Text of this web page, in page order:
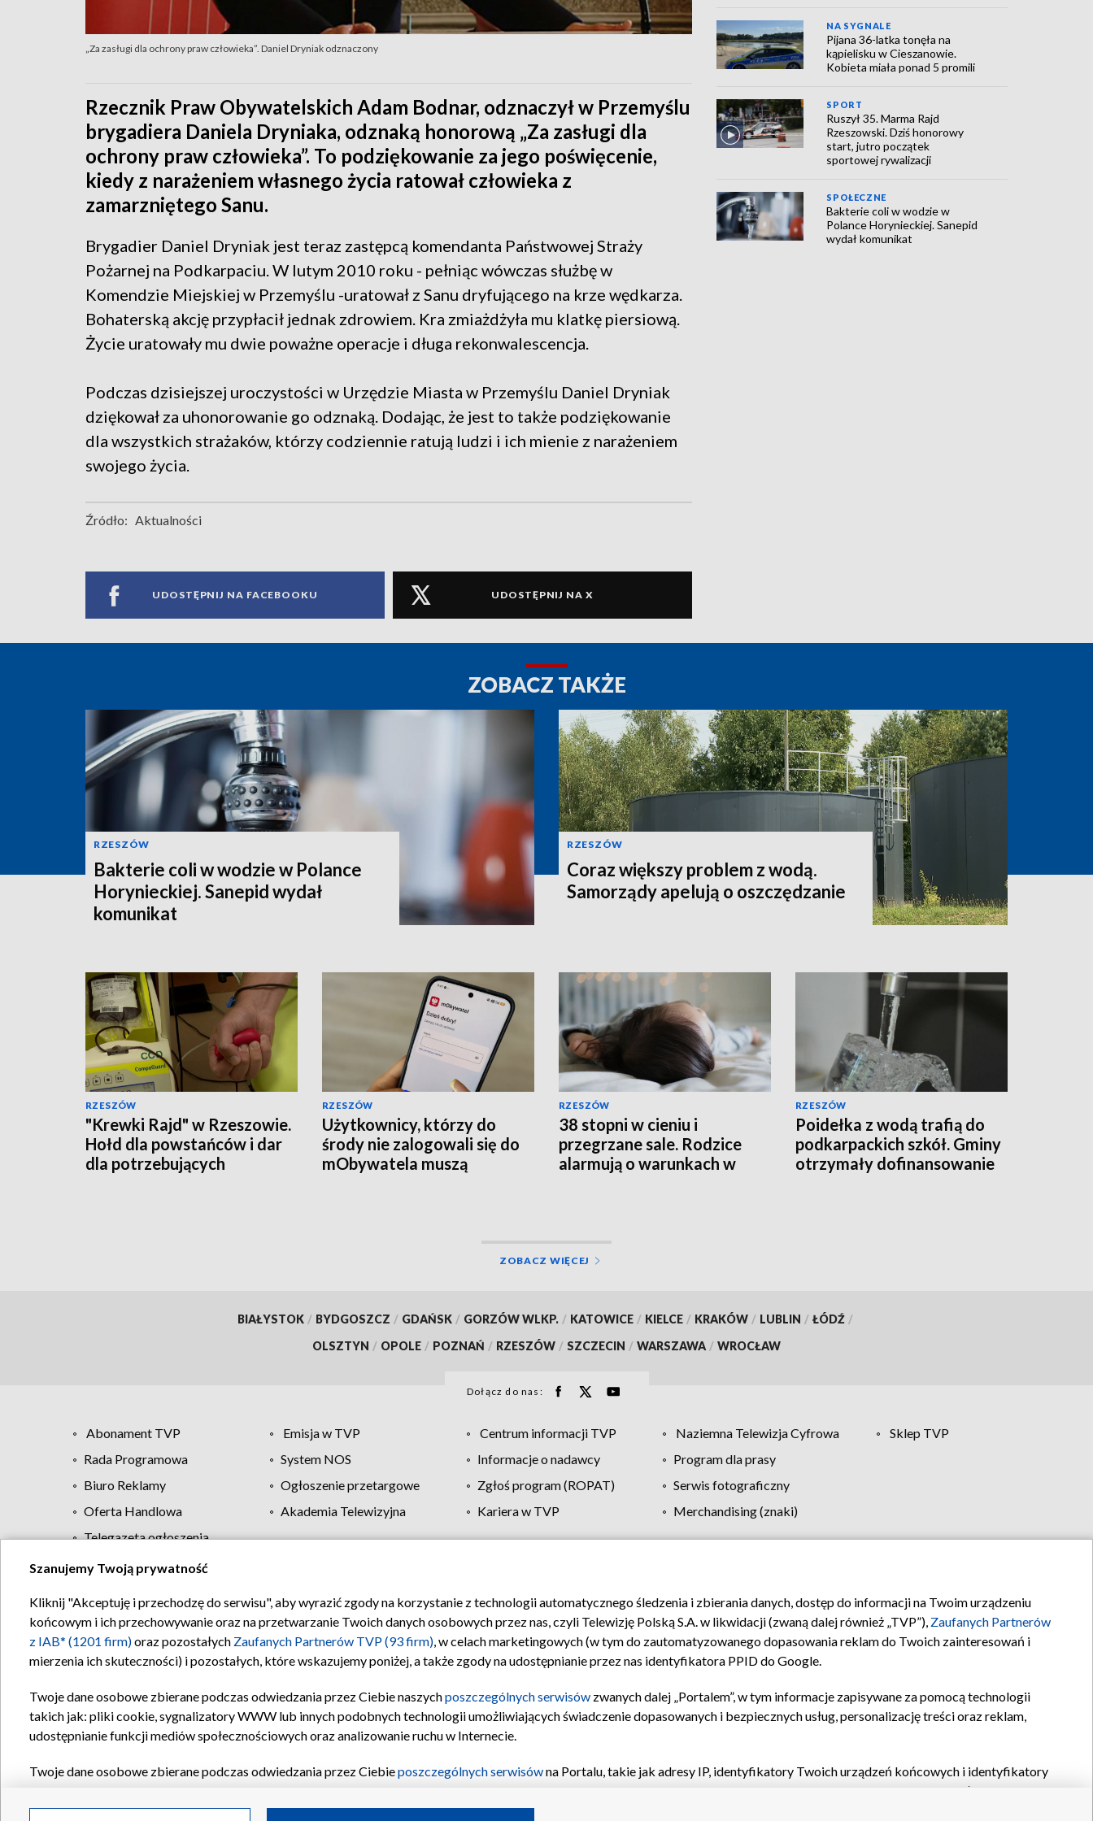
„Za zasługi dla ochrony praw człowieka”. Daniel Dryniak odznaczony
Rzecznik Praw Obywatelskich Adam Bodnar, odznaczył w Przemyślu
brygadiera Daniela Dryniaka, odznaką honorową „Za zasługi dla
ochrony praw człowieka”. To podziękowanie za jego poświęcenie,
kiedy z narażeniem własnego życia ratował człowieka z
zamarzniętego Sanu.
Brygadier Daniel Dryniak jest teraz zastępcą komendanta Państwowej Straży
Pożarnej na Podkarpaciu. W lutym 2010 roku - pełniąc wówczas służbę w
Komendzie Miejskiej w Przemyślu -uratował z Sanu dryfującego na krze wędkarza.
Bohaterską akcję przypłacił jednak zdrowiem. Kra zmiażdżyła mu klatkę piersiową.
Życie uratowały mu dwie poważne operacje i długa rekonwalescencja.
Podczas dzisiejszej uroczystości w Urzędzie Miasta w Przemyślu Daniel Dryniak
dziękował za uhonorowanie go odznaką. Dodając, że jest to także podziękowanie
dla wszystkich strażaków, którzy codziennie ratują ludzi i ich mienie z narażeniem
swojego życia.
Źródło: Aktualności
UDOSTĘPNIJ NA FACEBOOKU UDOSTĘPNIJ NA X
NA SYGNALE
Pijana 36-latka tonęła na
kąpielisku w Cieszanowie.
Kobieta miała ponad 5 promili
SPORT
Ruszył 35. Marma Rajd
Rzeszowski. Dziś honorowy
start, jutro początek
sportowej rywalizacji
SPOŁECZNE
Bakterie coli w wodzie w
Polance Horynieckiej. Sanepid
wydał komunikat
ZOBACZ TAKŻE
RZESZÓW
Bakterie coli w wodzie w Polance
Horynieckiej. Sanepid wydał
komunikat
RZESZÓW
Coraz większy problem z wodą.
Samorządy apelują o oszczędzanie
RZESZÓW
"Krewki Rajd" w Rzeszowie.
Hołd dla powstańców i dar
dla potrzebujących
RZESZÓW
Użytkownicy, którzy do
środy nie zalogowali się do
mObywatela muszą
RZESZÓW
38 stopni w cieniu i
przegrzane sale. Rodzice
alarmują o warunkach w
RZESZÓW
Poidełka z wodą trafią do
podkarpackich szkół. Gminy
otrzymały dofinansowanie
ZOBACZ WIĘCEJ
BIAŁYSTOK / BYDGOSZCZ / GDAŃSK / GORZÓW WLKP. / KATOWICE / KIELCE / KRAKÓW / LUBLIN / ŁÓDŹ /
OLSZTYN / OPOLE / POZNAŃ / RZESZÓW / SZCZECIN / WARSZAWA / WROCŁAW
Dołącz do nas:
Abonament TVP Emisja w TVP Centrum informacji TVP Naziemna Telewizja Cyfrowa
Sklep TVP
Rada Programowa
System NOS Informacje o nadawcy
Program dla prasy
Biuro Reklamy
Ogłoszenie przetargowe Zgłoś program (ROPAT)
Serwis fotograficzny
Oferta Handlowa
Akademia Telewizyjna Kariera w TVP
Merchandising (znaki)
Telegazeta ogłoszenia
Regulamin TVP Polityka prywatności Moje zgody Pomoc Biuro reklamy Kontakt
Szanujemy Twoją prywatność
Kliknij "Akceptuję i przechodzę do serwisu", aby wyrazić zgody na korzystanie z technologii automatycznego śledzenia i zbierania danych, dostęp do informacji na Twoim urządzeniu
końcowym i ich przechowywanie oraz na przetwarzanie Twoich danych osobowych przez nas, czyli Telewizję Polską S.A. w likwidacji (zwaną dalej również „TVP”), Zaufanych Partnerów
z IAB* (1201 firm)oraz pozostałych Zaufanych Partnerów TVP (93 firm), w celach marketingowych (w tym do zautomatyzowanego dopasowania reklam do Twoich zainteresowań i
mierzenia ich skuteczności) i pozostałych, które wskazujemy poniżej, a także zgody na udostępnianie przez nas identyfikatora PPID do Google.
Twoje dane osobowe zbierane podczas odwiedzania przez Ciebie naszychposzczególnych serwisów zwanych dalej „Portalem”, w tym informacje zapisywane za pomocą technologii
takich jak: pliki cookie, sygnalizatory WWW lub innych podobnych technologii umożliwiających świadczenie dopasowanych i bezpiecznych usług, personalizację treści oraz reklam,
udostępnianie funkcji mediów społecznościowych oraz analizowanie ruchu w Internecie.
Twoje dane osobowe zbierane podczas odwiedzania przez Ciebieposzczególnych serwisówna Portalu, takie jak adresy IP, identyfikatory Twoich urządzeń końcowych i identyfikatory
oraz pozostałych
Partnerów TVPdla realizacji następujących celów i funkcji: przechowywania informacji na urządzeniu lub dostęp do nich, wyboru podstawowych reklam, wyboru spersonalizowanych